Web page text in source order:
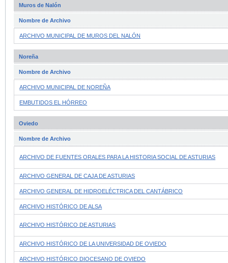
Muros de Nalón
Nombre de Archivo
ARCHIVO MUNICIPAL DE MUROS DEL NALÓN
Noreña
Nombre de Archivo
ARCHIVO MUNICIPAL DE NOREÑA
EMBUTIDOS EL HÓRREO
Oviedo
Nombre de Archivo
ARCHIVO DE FUENTES ORALES PARA LA HISTORIA SOCIAL DE ASTURIAS
ARCHIVO GENERAL DE CAJA DE ASTURIAS
ARCHIVO GENERAL DE HIDROELÉCTRICA DEL CANTÁBRICO
ARCHIVO HISTÓRICO DE ALSA
ARCHIVO HISTÓRICO DE ASTURIAS
ARCHIVO HISTÓRICO DE LA UNIVERSIDAD DE OVIEDO
ARCHIVO HISTÓRICO DIOCESANO DE OVIEDO